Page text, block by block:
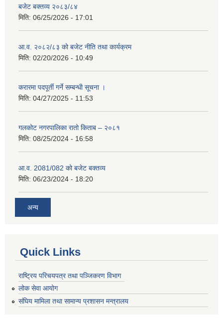
बजेट बक्तव्य २०८३/८४
मिति: 06/25/2026 - 17:01
आ.व. २०८२/८३ को बजेट नीति तथा कार्यक्रम
मिति: 02/20/2026 - 10:49
करारमा पदपूर्ती गर्ने सम्बन्धी सूचना ।
मिति: 04/27/2025 - 11:53
गलकोट नगरपालिका रातो किताब – २०८१
मिति: 08/25/2024 - 16:58
आ.व. 2081/082 को बजेट बक्तव्य
मिति: 06/23/2024 - 18:20
अन्य
Quick Links
राष्ट्रिय परिचयपत्र तथा पञ्जिकरण विभाग
लोक सेवा आयोग
संघिय मामिला तथा सामान्य प्रशासन मन्त्रालय